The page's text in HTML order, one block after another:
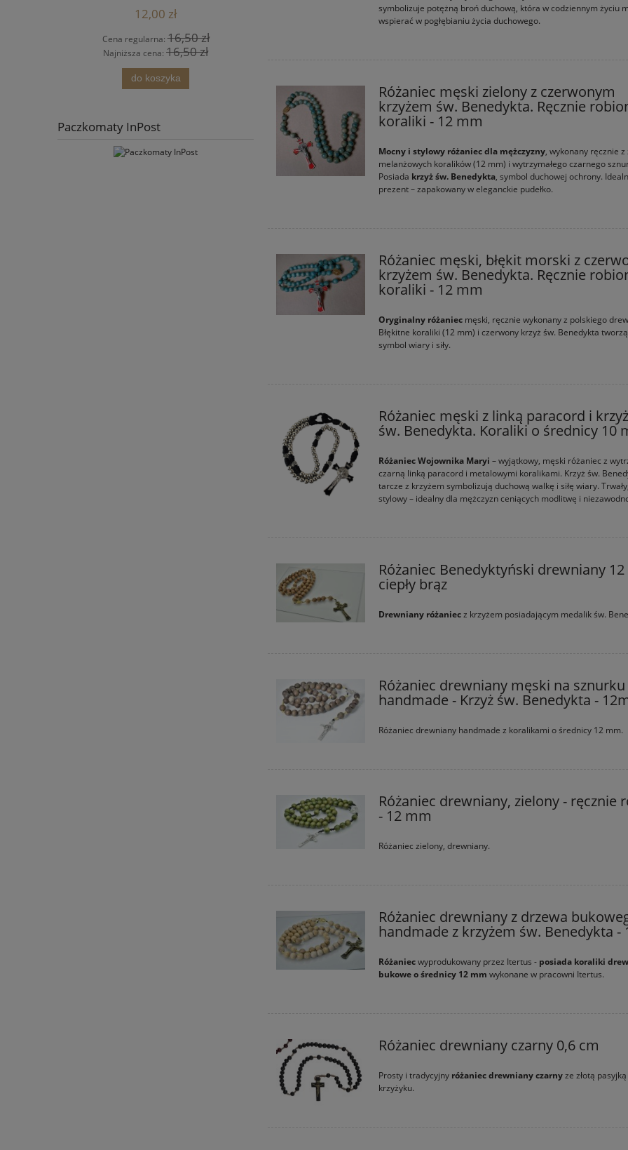
12,00 zł
Cena regularna:16,50 zł
Najniższa cena: 16,50 zł
do koszyka
9,59 zł
Paczkomaty InPost
symbolizuje potężną broń duchową, która w codziennym życiu
wspierać w pogłębianiu życia duchowego.
Różaniec męski zielony z czerwonym
krzyżem św. Benedykta. Ręcznie
koraliki - 12 mm
Mocny i stylowy różaniec dla mężczyzny, wykonany ręcznie z
melanżowych koralików (12 mm) i wytrzymałego czarnego
Posiada krzyż św. Benedykta, symbol duchowej ochrony.
prezent – zapakowany w eleganckie pudełko.
Różaniec męski, błękit morski z
krzyżem św. Benedykta. Ręcznie
koraliki - 12 mm
Oryginalny różaniecmęski, ręcznie wykonany z polskiego
Błękitne koraliki (12 mm) i czerwony krzyż św. Benedykta
symbol wiary i siły.
Różaniec męski z linką paracord i
św. Benedykta. Koraliki o średnicy 10
Różaniec Wojownika Maryi – wyjątkowy, męski różaniec z
czarną linką paracord i metalowymi koralikami. Krzyż św.
tarcze z krzyżem symbolizują duchową walkę i siłę wiary.
stylowy – idealny dla mężczyzn ceniących modlitwę i
Różaniec Benedyktyński drewniany
ciepły brąz
Drewniany różaniecz krzyżem posiadającym medalik św.
Różaniec drewniany męski na sznurku
handmade - Krzyż św. Benedykta -
Różaniec drewniany handmade z koralikami o średnicy 12 mm.
Różaniec drewniany, zielony - ręcznie
- 12 mm
Różaniec zielony, drewniany.
Różaniec drewniany z drzewa
handmade z krzyżem św. Benedykta -
Różaniecwyprodukowany przez Itertus - posiada koraliki
bukowe o średnicy 12 mm wykonane w pracowni Itertus.
Różaniec drewniany czarny 0,6 cm
Prosty i tradycyjnyróżaniec drewniany czarnyze złotą pasyjką
krzyżyku.